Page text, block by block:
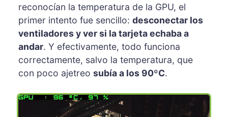
reconocían la temperatura de la GPU, el
primer intento fue sencillo: desconectar los
ventiladores y ver si la tarjeta echaba a
andar. Y efectivamente, todo funciona
correctamente, salvo la temperatura, que
con poco ajetreo subía a los 90ºC.